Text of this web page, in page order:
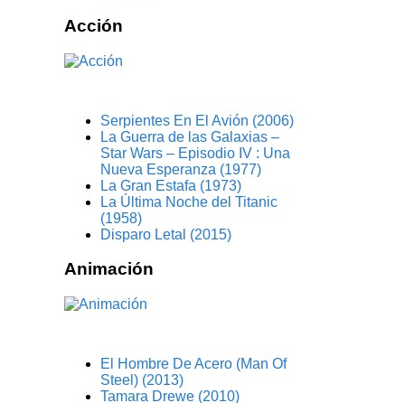
Acción
Serpientes En El Avión (2006)
La Guerra de las Galaxias –
Star Wars – Episodio IV : Una
Nueva Esperanza (1977)
La Gran Estafa (1973)
La Última Noche del Titanic
(1958)
Disparo Letal (2015)
Animación
El Hombre De Acero (Man Of
Steel) (2013)
Tamara Drewe (2010)